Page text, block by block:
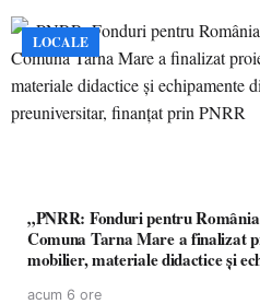
LOCALE
„PNRR: Fonduri pentru
Comuna Tarna Mare a finalizat
mobilier, materiale didactice și
acum 6 ore